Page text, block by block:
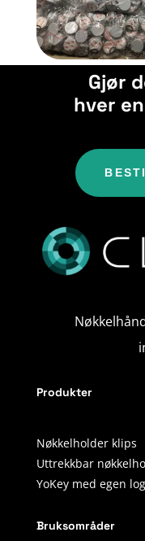
Gjør
hver
Produkter
Nøkkelholder klips
Uttrekkbar
YoKey med egen
Bruksområder